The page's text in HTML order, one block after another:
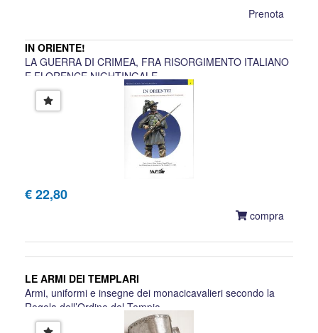
Prenota
IN ORIENTE!
LA GUERRA DI CRIMEA, FRA RISORGIMENTO ITALIANO
E FLORENCE NIGHTINGALE
€ 22,80
compra
LE ARMI DEI TEMPLARI
Armi, uniformi e insegne dei monacicavalieri secondo la
Regola dell’Ordine del Tempio
Enzo Valentini